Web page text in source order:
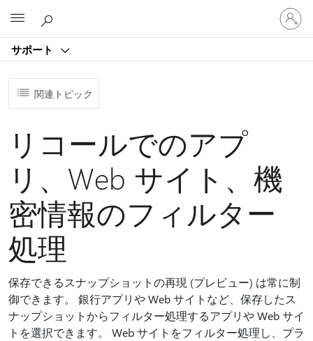
サポート
ア
カ
ウ
す
る
関連トピック
リコールでのアプ
リ、Web サイト、機
密情報のフィルター
処理
保存できるスナップショットの再現 (プレビュー) は常に制
御できます。 銀行アプリや Web サイトなど、保存したス
ナップショットからフィルター処理するアプリや Web サイ
トを選択できます。 Web サイトをフィルター処理し、プラ